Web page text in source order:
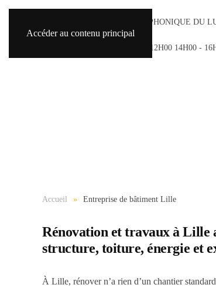
Accéder au contenu principal
ACCUEIL TÉLÉPHONIQUE DU
8H30 - 18H30
SAMEDI 9H00 - 12H00 14H00 -
Accueil Entreprise de bâtiment Lille
Rénovation et travaux à Lille
structure, toiture, énergie et
À Lille, rénover n’a rien d’un chantier